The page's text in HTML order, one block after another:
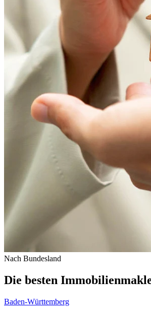
Nach Bundesland
Die besten
Baden-Württemberg